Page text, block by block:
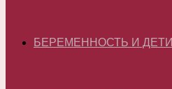
БЕРЕМЕННОСТЬ И ДЕТИ